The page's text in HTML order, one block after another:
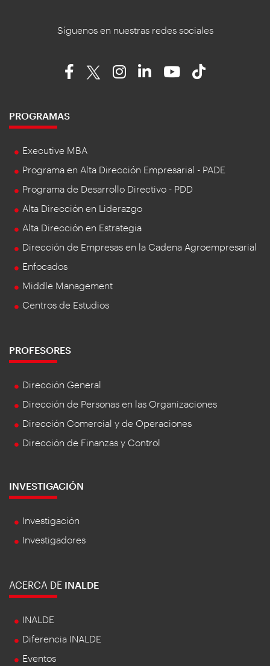
Síguenos en nuestras redes sociales
PROGRAMAS
Executive MBA
Programa en Alta Dirección Empresarial - PADE
Programa de Desarrollo Directivo - PDD
Alta Dirección en Liderazgo
Alta Dirección en Estrategia
Dirección de Empresas en la Cadena Agroempresarial
Enfocados
Middle Management
Centros de Estudios
PROFESORES
Dirección General
Dirección de Personas en las Organizaciones
Dirección Comercial y de Operaciones
Dirección de Finanzas y Control
INVESTIGACIÓN
Investigación
Investigadores
ACERCA DE INALDE
INALDE
Diferencia INALDE
Eventos